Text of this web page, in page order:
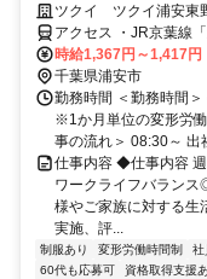
員求人】
ツクイ ツクイ浦安東
アクセス ・JR京葉線
らバス乗車、「東海大
時給1,367円～1,417円
千葉県浦安市
勤務時間 ＜勤務時間
※1か月単位の変形労
事の流れ＞ 08:30～ 出
仕事内容 ◆仕事内容
ワークライフバラン
様やご家族に対する
実施、評...
制服あり 変形労働時間制 社
60代も応募可
資格取得支援